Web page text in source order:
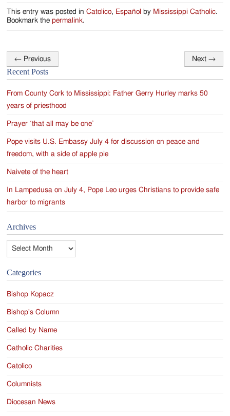
This entry was posted inCatolico, Español by Mississippi Catholic.
Bookmark thepermalink.
Post
navigation
← Previous Next →
Recent Posts
From County Cork to Mississippi: Father Gerry Hurley marks 50
years of priesthood
Prayer ‘that all may be one’
Pope visits U.S. Embassy July 4 for discussion on peace and
freedom, with a side of apple pie
Naivete of the heart
In Lampedusa on July 4, Pope Leo urges Christians to provide safe
harbor to migrants
Archives
Archives
Categories
Bishop Kopacz
Bishop's Column
Called by Name
Catholic Charities
Catolico
Columnists
Diocesan News